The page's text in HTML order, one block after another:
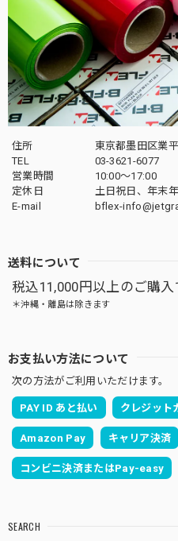
住所
東京都墨田区業
TEL
03-3621-6077
営業時間
10:00～17:00
定休日
土日祝日、年末
E-mail
bflex-
送料について
税込11,000円以上のご購入
＊沖縄・離島は除きます
お支払い方法について
次の方法がご利用いただけます。
PAY ID あと払い クレジット
Amazon Pay キャリア決済
コンビニ決済またはPay-easy
SEARCH